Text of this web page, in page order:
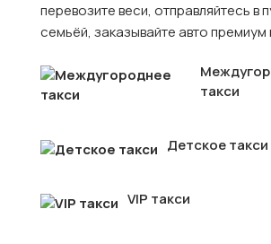
перевозите веси, отправляйтесь в
семьёй, заказывайте авто премиум
такси
Детское такси
VIP такси